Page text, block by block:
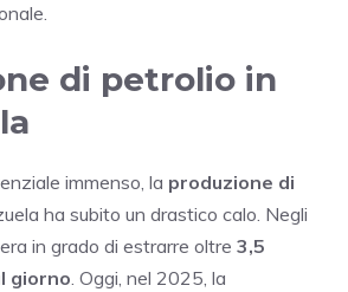
di petrolio in
immenso, la produzione di
ha subito un drastico calo. Negli
in grado di estrarre oltre 3,5
giorno. Oggi, nel 2025, la